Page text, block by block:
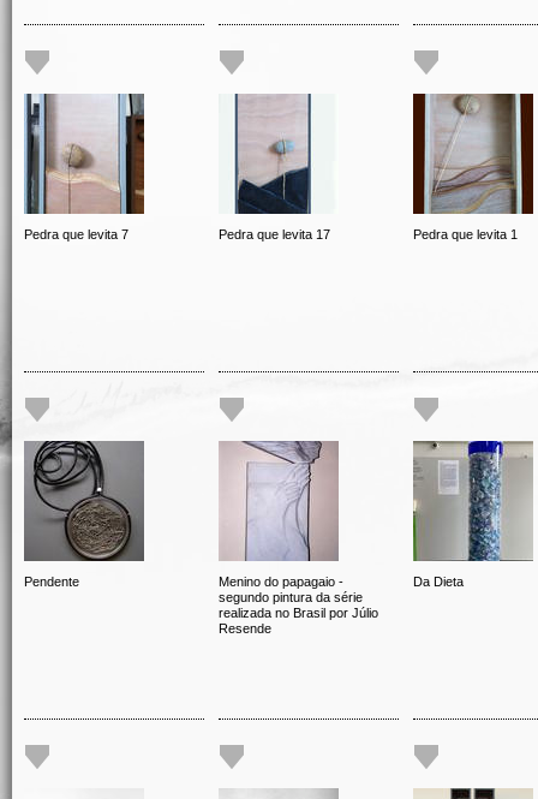
Pedra que levita 7 Pedra que levita 17 Pedra que levita 1
Pendente
Menino do papagaio -
segundo pintura da série
realizada no Brasil por Júlio
Resende
Da Dieta